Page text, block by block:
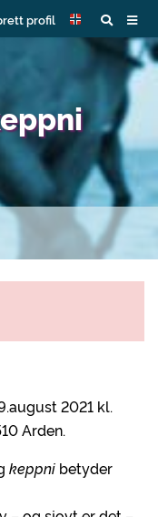
profil
2021 kl.
Arden.
keppni betyder